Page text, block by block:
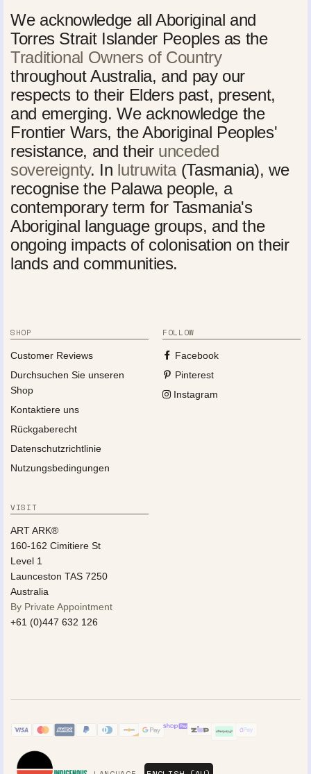
We acknowledge all Aboriginal and
Torres Strait Islander Peoples as the
Traditional Owners of Country
throughout Australia, and pay our
respects to their Elders past, present,
and emerging. We acknowledge the
Frontier Wars, the Aboriginal Peoples'
resistance, and their unceded
sovereignty. In lutruwita(Tasmania), we
recognise the Palawa people, a
contemporary term for Tasmania's
Aboriginal language groups, and the
ongoing impacts of colonisation on their
lands and communities.
SHOP
Customer Reviews
Durchsuchen Sie unseren
Shop
Kontaktiere uns
Rückgaberecht
Datenschutzrichtlinie
Nutzungsbedingungen
FOLLOW
Facebook
Pinterest
Instagram
VISIT
ART ARK®
160-162 Cimitiere St
Level 1
Launceston TAS 7250
Australia
By Private Appointment
+61 (0)447 632 126